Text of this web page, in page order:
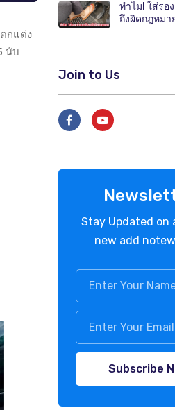
กแต่ง
นับ
ทำไม! ใส่รอ
ถึงผิดกฎหมา
Join to Us
Stay Updated on
new add
Subscribe